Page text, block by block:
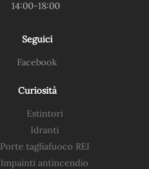
14:00-18:00
Seguici
Facebook
Curiosità
Estintori
Idranti
Porte tagliafuoco REI
Impainti antincendio